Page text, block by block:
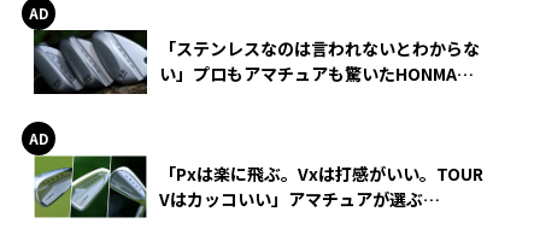
「ステンレスなのは言われないとわからな
い」プロもアマチュアも驚いたHONMA
「Pxは楽に飛ぶ。Vxは打感がいい。TOUR
Vはカッコいい」アマチュアが選ぶ